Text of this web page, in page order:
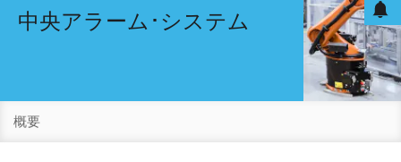
中央アラーム･システム
概要